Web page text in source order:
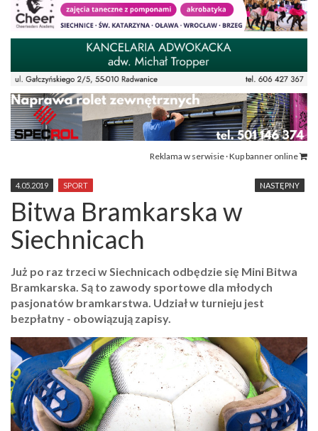
Reklama w serwisie · Kup banner online
NASTĘPNY
4.05.2019 SPORT
Bitwa Bramkarska w
Siechnicach
Już po raz trzeci w Siechnicach odbędzie się Mini Bitwa
Bramkarska. Są to zawody sportowe dla młodych
pasjonatów bramkarstwa. Udział w turnieju jest
bezpłatny - obowiązują zapisy.